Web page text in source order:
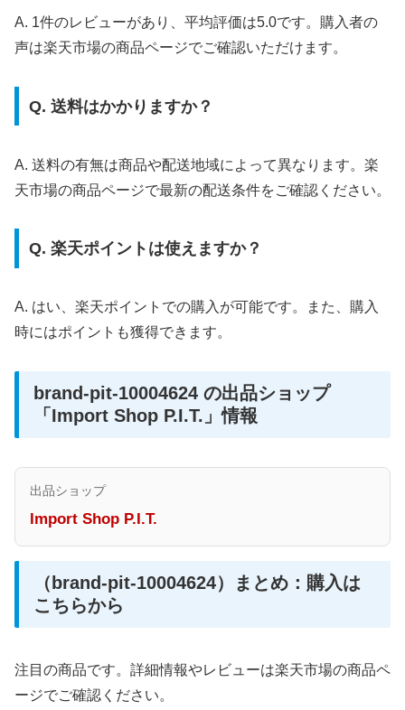
A. 1件のレビューがあり、平均評価は5.0です。購入者の
声は楽天市場の商品ページでご確認いただけます。
Q. 送料はかかりますか？
A. 送料の有無は商品や配送地域によって異なります。楽
天市場の商品ページで最新の配送条件をご確認ください。
Q. 楽天ポイントは使えますか？
A. はい、楽天ポイントでの購入が可能です。また、購入
時にはポイントも獲得できます。
brand-pit-10004624 の出品ショップ
「Import Shop P.I.T.」情報
出品ショップ
Import Shop P.I.T.
（brand-pit-10004624）まとめ：購入は
こちらから
注目の商品です。詳細情報やレビューは楽天市場の商品ペ
ージでご確認ください。